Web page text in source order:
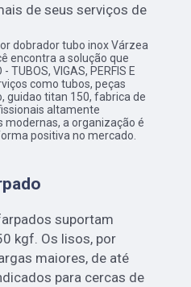
de seus serviços de
dobrador tubo inox Várzea
encontra a solução que
TUBOS, VIGAS, PERFIS E
como tubos, peças
guidao titan 150, fabrica de
altamente
modernas, a organização é
positiva no mercado.
suportam
kgf. Os lisos, por
maiores, de até
para cercas de